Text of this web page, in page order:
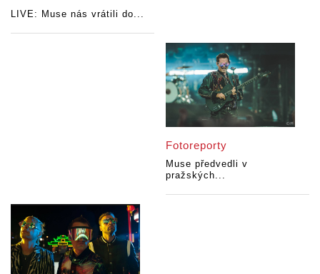
LIVE: Muse nás vrátili do...
Fotoreporty
Muse předvedli v
pražských...